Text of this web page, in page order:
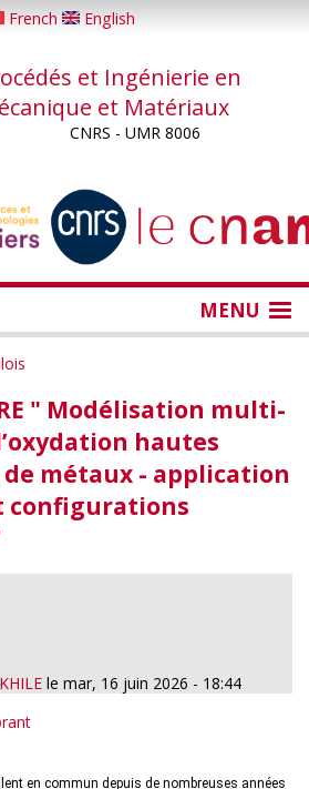
French English
et Ingénierie en
et Matériaux
CNRS - UMR 8006
MENU
" Modélisation multi-
hautes
métaux - application
configurations
le mar, 16 juin 2026 - 18:44
en commun depuis de nombreuses années